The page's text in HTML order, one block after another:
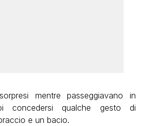
mentre passeggiavano in
concedersi qualche gesto di
e un bacio.